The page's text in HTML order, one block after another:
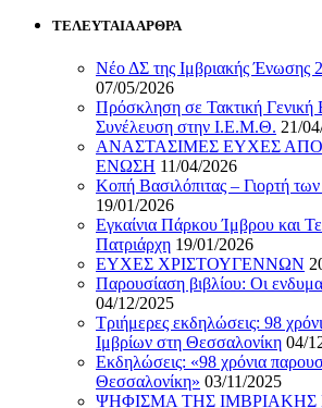
ΤΕΛΕΥΤΑΙΑ ΑΡΘΡΑ
Νέο ΔΣ της Ιμβριακής Ένωσης
07/05/2026
Πρόσκληση σε Τακτική Γενική
Συνέλευση στην Ι.Ε.Μ.Θ. 21/
ΑΝΑΣΤΑΣΙΜΕΣ ΕΥΧΕΣ
ΕΝΩΣΗ 11/04/2026
Κοπή Βασιλόπιτας – Γιορτή
19/01/2026
Εγκαίνια Πάρκου Ίμβρου και
Πατριάρχη 19/01/2026
ΕΥΧΕΣ ΧΡΙΣΤΟΥΓΕΝΝΩΝ
Παρουσίαση βιβλίου: Οι
04/12/2025
Τριήμερες εκδηλώσεις: 98
Ιμβρίων στη Θεσσαλονίκη 04/
Εκδηλώσεις: «98 χρόνια
Θεσσαλονίκη» 03/11/2025
ΨΗΦΙΣΜΑ ΤΗΣ ΙΜΒΡΙΑΚΗΣ